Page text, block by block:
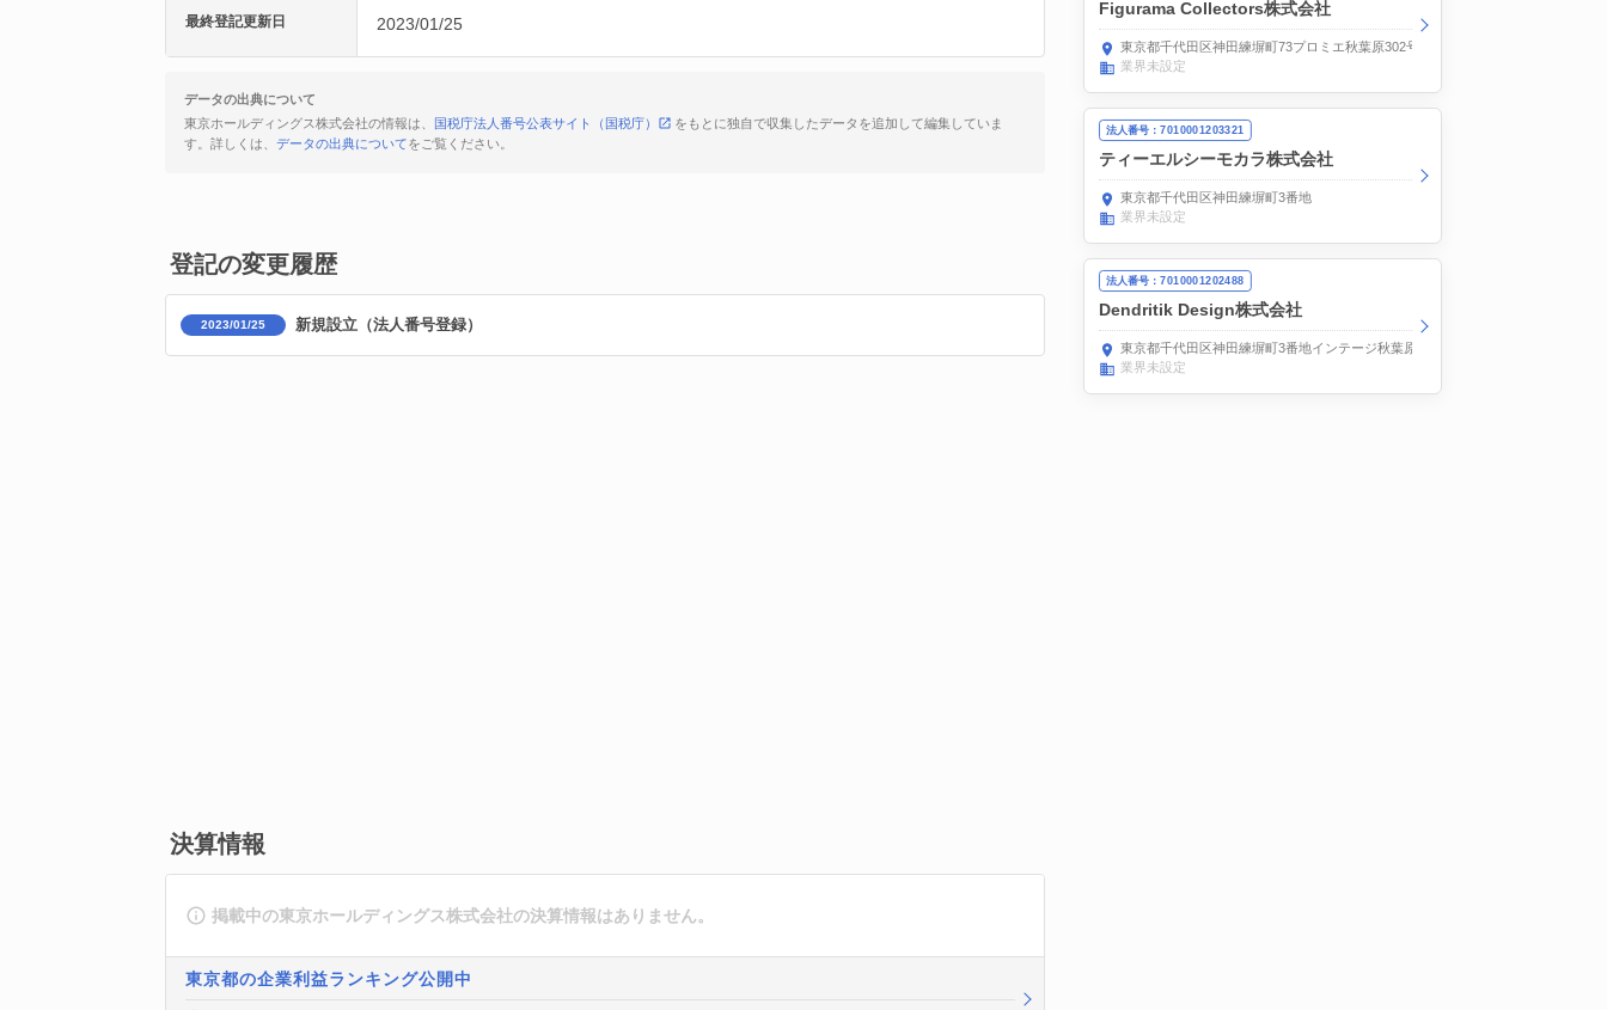
最終登記更新日 2023/01/25
データの出典について
東京ホールディングス株式会社の情報は、
国税庁法人番号公表サイト（国税庁）
をもとに独自で収集したデータを追加して編集していま
す。詳しくは、 データの出典についてをご覧ください。
登記の変更履歴
2023/01/25 新規設立（法人番号登録）
決算情報
掲載中の東京ホールディングス株式会社の決算情報はありません。
東京都の企業利益ランキング公開中
Figurama Collectors株式会社
東京都千代田区神田練塀町73プロミエ秋葉原302号
業界未設定
法人番号：7010001203321
ティーエルシーモカラ株式会社
東京都千代田区神田練塀町3番地
業界未設定
法人番号：7010001202488
Dendritik Design株式会社
東京都千代田区神田練塀町3番地インテージ秋葉原ビル
業界未設定